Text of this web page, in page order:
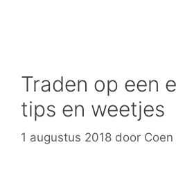
Traden op een
tips en weetjes
1 augustus 2018 door